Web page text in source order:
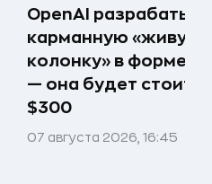
OpenAI
карманную «живую
колонку» в форме
— она будет стоить
$300
07 августа 2026, 16:45